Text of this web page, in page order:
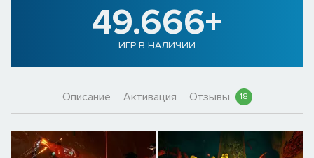
49.666+
ИГР В НАЛИЧИИ
Описание Активация Отзывы 18